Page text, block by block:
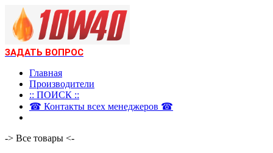
ЗАДАТЬ ВОПРОС
Главная
Производители
:: ПОИСК ::
☎ Контакты всех менеджеров ☎
-> Все товары <-